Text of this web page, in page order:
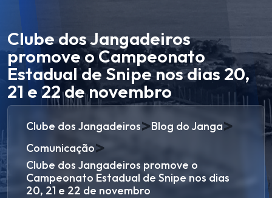
Clube dos Jangadeiros
promove o Campeonato
Estadual de Snipe nos dias 20,
21 e 22 de novembro
Clube dos Jangadeiros>Blog do Janga>
Comunicação>
Clube dos Jangadeiros promove o
Campeonato Estadual de Snipe nos dias
20, 21 e 22 de novembro